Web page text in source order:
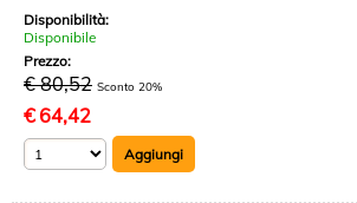
Disponibilità:
Disponibile
Prezzo:
€ 80,52 Sconto 20%
€ 64,42